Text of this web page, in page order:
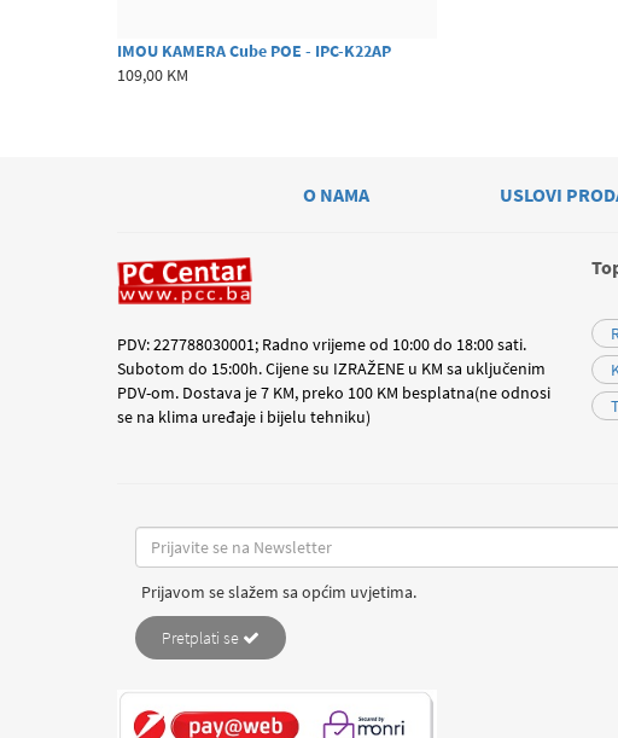
IMOU KAMERA Cube POE - IPC-K22AP
109,00 KM
O NAMA USLOVI
PDV: 227788030001; Radno vrijeme od 10:00 do 18:00 sati.
Subotom do 15:00h. Cijene su IZRAŽENE u KM sa uključenim
PDV-om. Dostava je 7 KM, preko 100 KM besplatna(ne odnosi
se na klima uređaje i bijelu tehniku)
Prijavom se slažem sa općim uvjetima.
Pretplati se